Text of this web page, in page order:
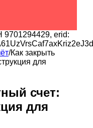
9701294429, erid:
/Как закрыть
для
счет:
для